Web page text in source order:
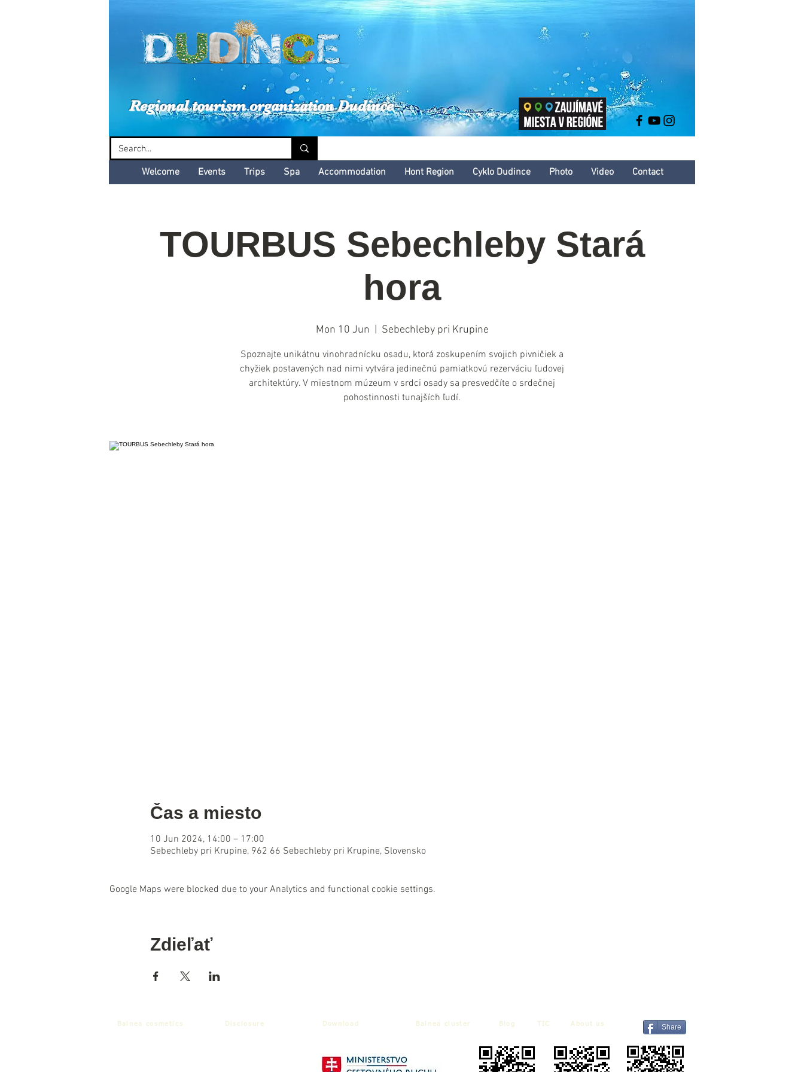
Dudinské kultúrne leto
Regional tourism organization Dudince
Welcome Events Trips Spa Accommodation Hont Region Cyklo Dudince Photo Video Contact
TOURBUS Sebechleby Stará
hora
Mon 10 Jun Sebechleby pri Krupine
Spoznajte unikátnu vinohradnícku osadu, ktorá zoskupením svojich pivničiek a
chyžiek postavených nad nimi vytvára jedinečnú pamiatkovú rezerváciu ľudovej
architektúry. V miestnom múzeum v srdci osady sa presvedčíte o srdečnej
pohostinnosti tunajších ľudí.
Čas a miesto
10 Jun 2024, 14:00 – 17:00
Sebechleby pri Krupine, 962 66 Sebechleby pri Krupine, Slovensko
Google Maps were blocked due to your Analytics and functional cookie settings.
Zdieľať
Balnea cosmetics Disclosure Download Balnea cluster Blog TIC About us Share